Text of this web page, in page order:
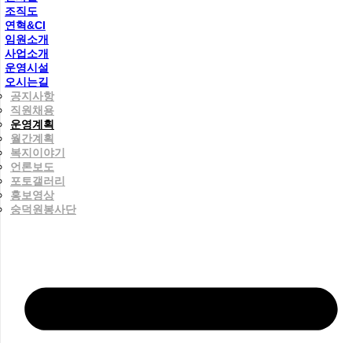
조직도
연혁&CI
임원소개
사업소개
운영시설
오시는길
공지사항
직원채용
운영계획
월간계획
복지이야기
언론보도
포토갤러리
홍보영상
숭덕원봉사단